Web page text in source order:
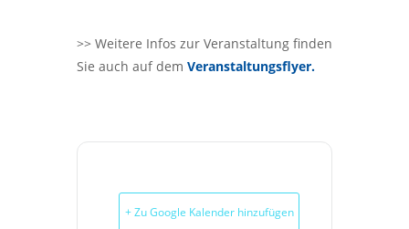
>> Weitere Infos zur Veranstaltung finden
Sie auch auf dem Veranstaltungsflyer.
+ Zu Google Kalender hinzufügen